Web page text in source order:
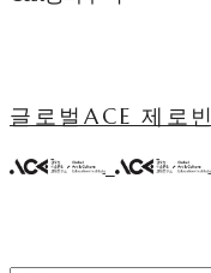
글로벌ACE 제로빈